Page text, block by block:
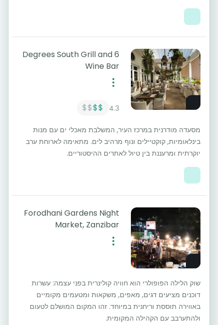
6 Degrees South Grill and
Wine Bar
4.3
$$
$$
מסעדה מודרנית במרכז העיר, המשלבת מאכלי ים עם מנות
בינלאומיות, קוקטיילים ונוף מרהיב לים. מתאימה לארוחת ערב
יוקרתית ומרעננת בין טיול לאתרים ההיסטוריים.
Forodhani Gardens Night
Market, Zanzibar
שוק הלילה הפופולרי הוא חוויה קולינרית בפני עצמה: עשרות
דוכנים מציעים דגים, מאפים, משקאות ומטעמים מקומיים
באווירה תוססת וריחנית במיוחד. זהו המקום המושלם לטעום
ולהתערבב עם הקהילה המקומית.